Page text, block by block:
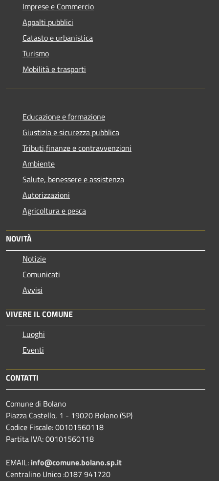
Imprese e Commercio
Appalti pubblici
Catasto e urbanistica
Turismo
Mobilità e trasporti
Educazione e formazione
Giustizia e sicurezza pubblica
Tributi,finanze e contravvenzioni
Ambiente
Salute, benessere e assistenza
Autorizzazioni
Agricoltura e pesca
NOVITÀ
Notizie
Comunicati
Avvisi
VIVERE IL COMUNE
Luoghi
Eventi
CONTATTI
Comune di Bolano
Piazza Castello, 1 - 19020 Bolano (SP)
Codice Fiscale: 00101560118
Partita IVA: 00101560118
EMAIL: info@comune.bolano.sp.it
Centralino Unico :0187 941720